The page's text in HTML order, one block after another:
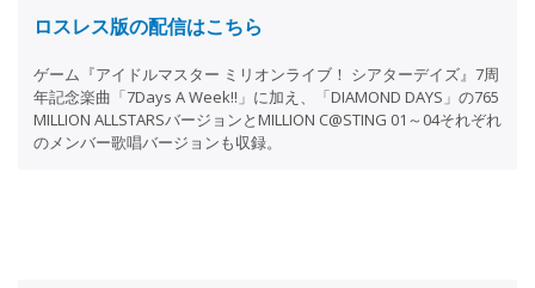
ロスレス版の配信はこちら
ゲーム『アイドルマスター ミリオンライブ！ シアターデイズ』7周
年記念楽曲「7Days A Week!!」に加え、「DIAMOND DAYS」の765
MILLION ALLSTARSバージョンとMILLION C@STING 01～04それぞれ
のメンバー歌唱バージョンも収録。